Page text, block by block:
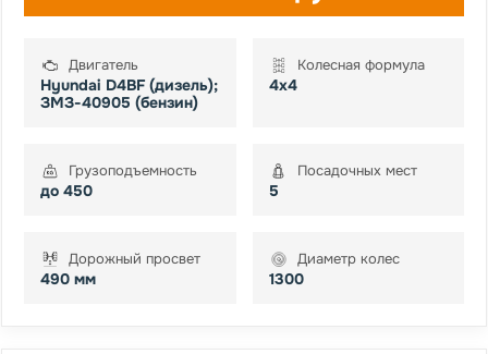
Двигатель
Hyundai D4BF (дизель);
ЗМЗ-40905 (бензин)
Колесная формула
4x4
Грузоподъемность
до 450
Посадочных мест
5
Дорожный просвет
490 мм
Диаметр колес
1300